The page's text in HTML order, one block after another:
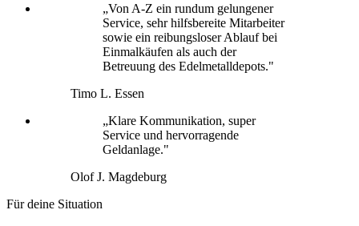
„Von A-Z ein rundum gelungener
Service, sehr hilfsbereite Mitarbeiter
sowie ein reibungsloser Ablauf bei
Einmalkäufen als auch der
Betreuung des Edelmetalldepots."
Timo L. Essen
„Klare Kommunikation, super
Service und hervorragende
Geldanlage."
Olof J. Magdeburg
Für deine Situation